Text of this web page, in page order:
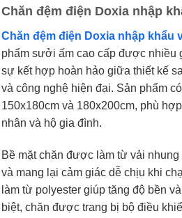
Chăn đệm điện Doxia nhập
Chăn đệm điện Doxia nhập khẩu
phẩm sưởi ấm cao cấp được nhiều
sự kết hợp hoàn hảo giữa thiết kế
và công nghệ hiện đại. Sản phẩm
150x180cm và 180x200cm, phù
nhân và hộ gia đình.
Bề mặt chăn được làm từ vải
và mang lại cảm giác dễ chịu khi
làm từ polyester giúp tăng độ bền
biệt, chăn được trang bị bộ điều